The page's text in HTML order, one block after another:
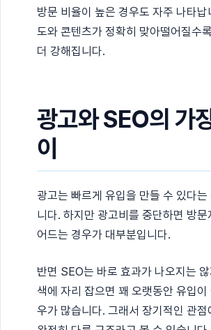
방문 비율이 높은 경우도 자주 나타납
도와 콘텐츠가 정확히 맞아떨어질수
더 강해집니다.
광고와 SEO의 가
이
광고는 빠르게 유입을 만들 수 있다는
니다. 하지만 광고비를 중단하면 방문
어드는 경우가 대부분입니다.
반면 SEO는 바로 효과가 나오지는
색에 자리 잡으면 꽤 오랫동안 유입이
우가 많습니다. 그래서 장기적인 관